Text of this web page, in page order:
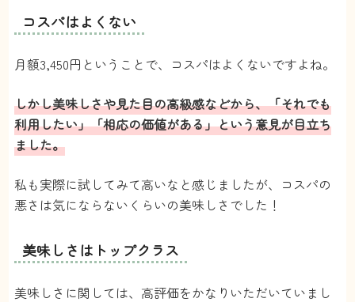
も入ってます。
リボンかかってたりして、開封するときワクワク感
【配送頻度】
ご褒美って感じです。
【継続】
毎月のモチベに関わるので、ずっと続けたいと思っ
てます♪
るーたん
27歳 女
投稿日：2022/08/09
プロのスイーツは違う
コスパはよくない
月額3,450円ということで、コスパはよくないですよね。
しかし美味しさや見た目の高級感などから、「それでも
利用したい」「相応の価値がある」という意見が目立ち
ました。
私も実際に試してみて高いなと感じましたが、コスパの
悪さは気にならないくらいの美味しさでした！
美味しさはトップクラス
美味しさに関しては、高評価をかなりいただいていまし